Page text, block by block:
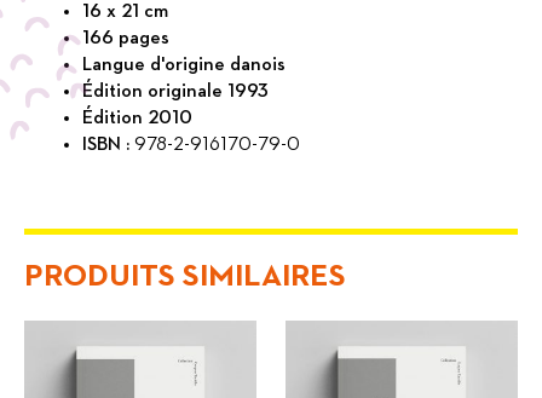
16 x 21 cm
166 pages
Langue d'origine danois
Édition originale 1993
Édition 2010
ISBN : 978-2-916170-79-0
PRODUITS SIMILAIRES